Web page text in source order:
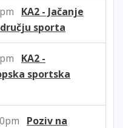
KA2 - Jačanje
sporta
KA2 -
sportska
Poziv na